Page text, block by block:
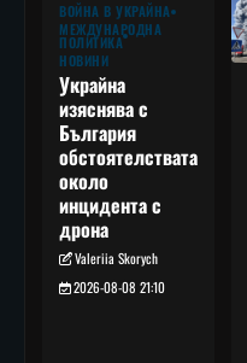
ВОЙНА В УКРАЙНА
МЕЖДУНАРОДНА
ПОЛИТИКА
НОВИНИ
Украйна
изяснява с
България
обстоятелствата
около
инцидента с
дрона
Valeriia Skorych
2026-08-08 21:10